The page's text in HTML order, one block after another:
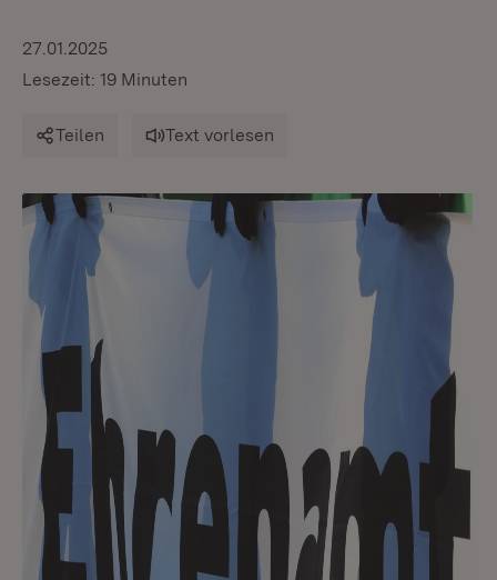
27.01.2025
Lesezeit: 19 Minuten
Teilen Text vorlesen